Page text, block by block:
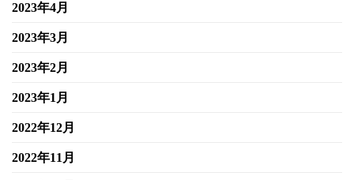
2023年4月
2023年3月
2023年2月
2023年1月
2022年12月
2022年11月